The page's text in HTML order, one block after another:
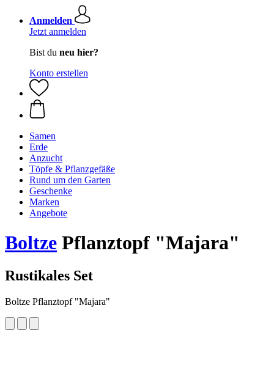
Anmelden
Jetzt anmelden
Bist du neu hier?
Konto erstellen
Samen
Erde
Anzucht
Töpfe & Pflanzgefäße
Rund um den Garten
Geschenke
Marken
Angebote
Boltze Pflanztopf "Majara"
Rustikales Set
Boltze Pflanztopf "Majara"